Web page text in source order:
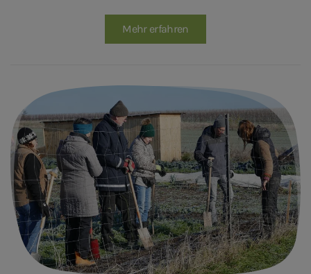
Mehr erfahren